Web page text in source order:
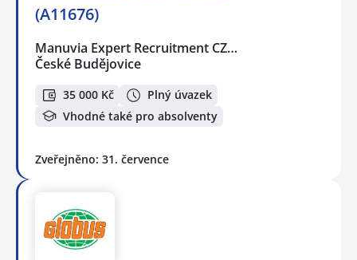
(A11676)
Manuvia Expert Recruitment CZ…
České Budějovice
35 000 Kč
Plný úvazek
Vhodné také pro absolventy
Zveřejněno: 31. července